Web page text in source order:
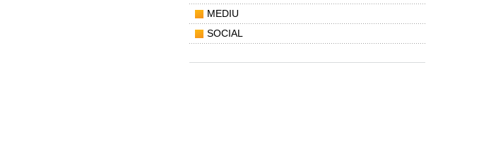
MEDIU
SOCIAL